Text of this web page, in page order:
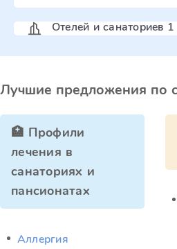
Отелей и санаториев 1
Лучшие предложения по
🏥 Профили
лечения в
санаториях и
пансионатах
Аллергия